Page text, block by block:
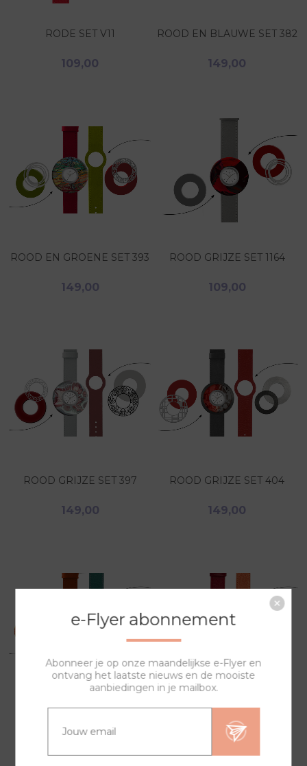
RODE SET V11
109,00
ROOD EN BLAUWE SET 382
149,00
ROOD EN GROENE SET 393
149,00
ROOD GRIJZE SET 1164
109,00
ROOD GRIJZE SET 397
149,00
ROOD GRIJZE SET 404
149,00
149,00 149,00
e-Flyer abonnement
Abonneer je op onze maandelijkse e-Flyer en
ontvang het laatste nieuws en de mooiste
aanbiedingen in je mailbox.